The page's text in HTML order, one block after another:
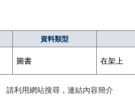
資料類型
圖書 在架上
請利用網站搜尋，連結內容簡介